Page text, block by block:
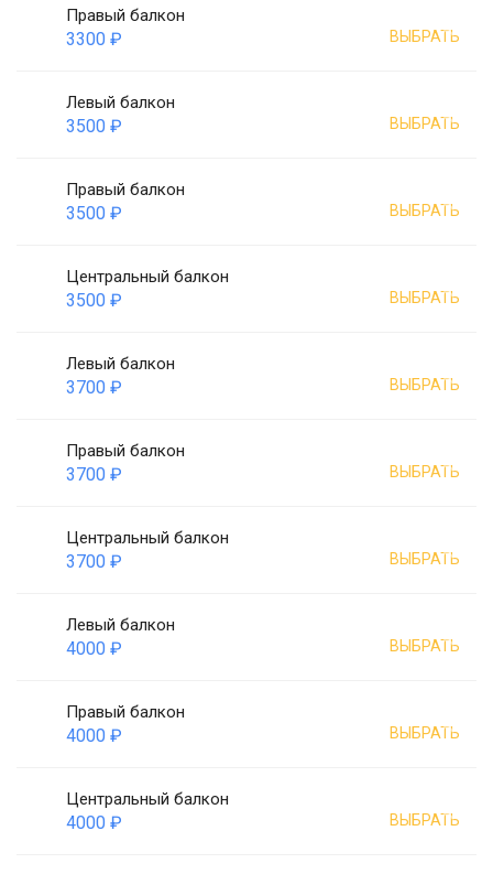
Правый балкон
3300 ₽ ВЫБРАТЬ
Левый балкон
3500 ₽ ВЫБРАТЬ
Правый балкон
3500 ₽ ВЫБРАТЬ
Центральный балкон
3500 ₽ ВЫБРАТЬ
Левый балкон
3700 ₽ ВЫБРАТЬ
Правый балкон
3700 ₽ ВЫБРАТЬ
Центральный балкон
3700 ₽ ВЫБРАТЬ
Левый балкон
4000 ₽ ВЫБРАТЬ
Правый балкон
4000 ₽ ВЫБРАТЬ
Центральный балкон
4000 ₽ ВЫБРАТЬ